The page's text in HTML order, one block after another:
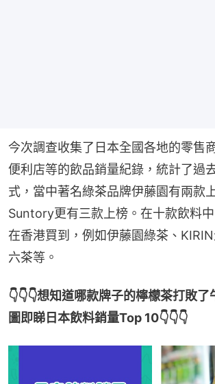
今次調查收集了日本全國各地的零售
便利店等的飲品銷量紀錄，統計了過
式，當中著名綠茶品牌伊藤園有兩款
Suntory更有三款上榜。在十款飲料
在香港買到，例如伊藤園綠茶、
六茶等。
👇👇👇想知道哪款牌子的檸檬茶打敗
圖即睇日本飲料銷量Top 10👇👇👇